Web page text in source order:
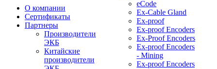
О компании
Сертификаты
Партнеры
Производители
ЭКБ
Китайские
производители
eCode
Ex-Cable Gland
Ex-proof
Ex-proof Encoders
Ex-Proof Encoders
Ex-proof Encoders
- Mining
Ex-proof Encoders